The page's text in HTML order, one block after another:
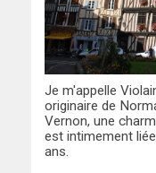
Je m'appelle
originaire de
Vernon, une
est intimement
ans.